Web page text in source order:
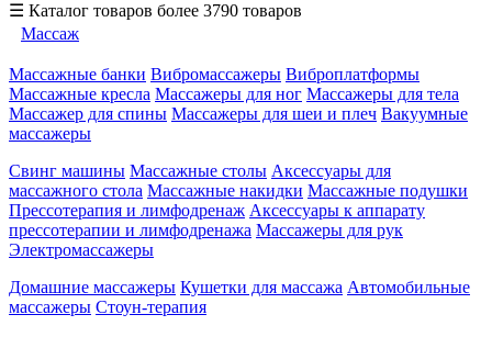
☰ Каталог товаров более 3790 товаров
Массаж
Массажные банки Вибромассажеры Виброплатформы
Массажные кресла Массажеры для ног Массажеры для тела
Массажер для спины Массажеры для шеи и плеч Вакуумные
массажеры
Свинг машины Массажные столы Аксессуары для
массажного стола Массажные накидки Массажные подушки
Прессотерапия и лимфодренаж Аксессуары к аппарату
прессотерапии и лимфодренажа Массажеры для рук
Электромассажеры
Домашние массажеры Кушетки для массажа Автомобильные
массажеры Стоун-терапия